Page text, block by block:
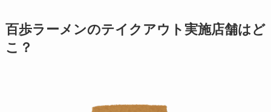
百歩ラーメンのテイクアウト実施店舗はど
こ？